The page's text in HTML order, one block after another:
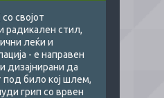
својот
радикален стил,
леќи и
- е направен
дизајнирани да
било кој шлем,
грип со врвен